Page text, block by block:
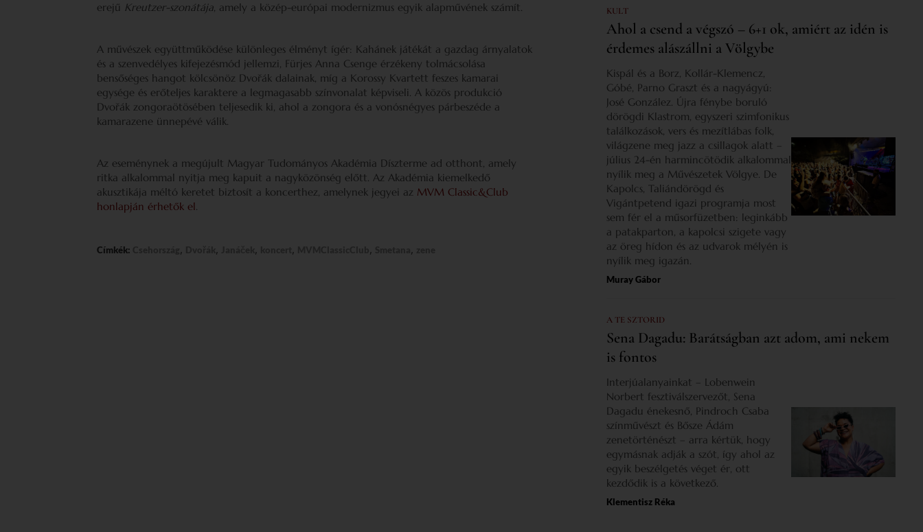
erejű Kreutzer-szonátája, amely a közép-európai modernizmus egyik alapművének számít.
A művészek együttműködése különleges élményt ígér: Kahánek játékát a gazdag árnyalatok
és a szenvedélyes kifejezésmód jellemzi, Fürjes Anna Csenge érzékeny tolmácsolása
bensőséges hangot kölcsönöz Dvořák dalainak, míg a Korossy Kvartett feszes kamarai
egysége és erőteljes karaktere a legmagasabb színvonalat képviseli. A közös produkció
Dvořák zongoraötösében teljesedik ki, ahol a zongora és a vonósnégyes párbeszéde a
kamarazene ünnepévé válik.
Az eseménynek a megújult Magyar Tudományos Akadémia Díszterme ad otthont, amely
ritka alkalommal nyitja meg kapuit a nagyközönség előtt. Az Akadémia kiemelkedő
akusztikája méltó keretet biztosít a koncerthez, amelynek jegyei az MVM Classic&Club
honlapján érhetők el.
Címkék: , , , , , ,
KULT
Ahol a csend a végszó – 6+1 ok, amiért az idén is
érdemes alászállni a Völgybe
Kispál és a Borz, Kollár-Klemencz,
Góbé, Parno Graszt és a nagyágyú:
José González. Újra fénybe boruló
dörögdi Klastrom, egyszeri szimfonikus
találkozások, vers és mezítlábas folk,
világzene meg jazz a csillagok alatt –
július 24-én harmincötödik alkalommal
nyílik meg a Művészetek Völgye. De
Kapolcs, Taliándörögd és
Vigántpetend igazi programja most
sem fér el a műsorfüzetben: leginkább
a patakparton, a kapolcsi szigete vagy
az öreg hídon és az udvarok mélyén is
nyílik meg igazán.
Muray Gábor
A TE SZTORID
Sena Dagadu: Barátságban azt adom, ami nekem
is fontos
Interjúalanyainkat – Lobenwein
Norbert fesztiválszervezőt, Sena
Dagadu énekesnő, Pindroch Csaba
színművészt és Bősze Ádám
zenetörténészt – arra kértük, hogy
egymásnak adják a szót, így ahol az
egyik beszélgetés véget ér, ott
kezdődik is a következő.
Klementisz Réka